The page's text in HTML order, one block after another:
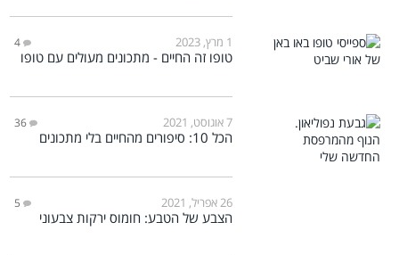
1 מרץ, 2023 4
טופו זה החיים - מתכונים מעולים עם טופו
7 אוגוסט, 2021 36
הכל 10: סיפורים מהחיים בלי מתכונים
26 אפריל, 2021 5
הצבע של הטבע: חומוס ירקות צבעוני